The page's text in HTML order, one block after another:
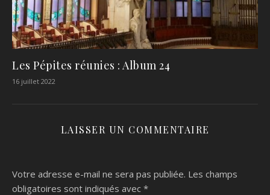
Les Pépites réunies : Album 24
16 juillet 2022
LAISSER UN COMMENTAIRE
Votre adresse e-mail ne sera pas publiée. Les champs
obligatoires sont indiqués avec *